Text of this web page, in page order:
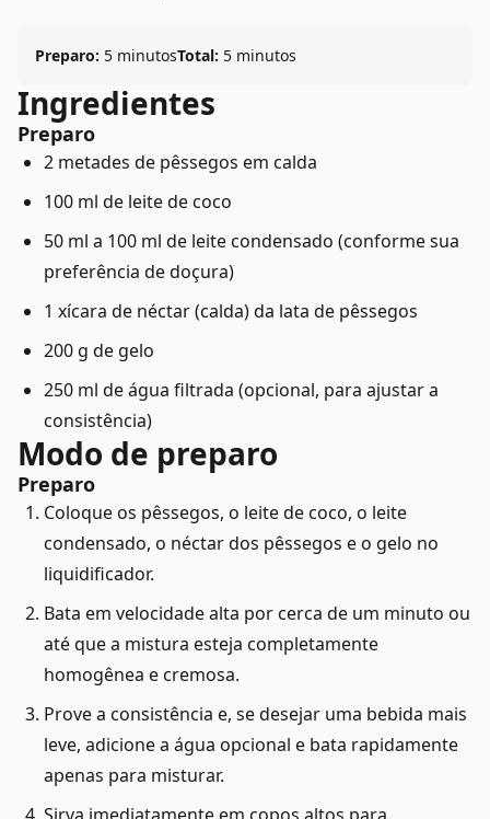
Preparo: 5 minutosTotal: 5 minutos
Ingredientes
Preparo
2 metades de pêssegos em calda
100 ml de leite de coco
50 ml a 100 ml de leite condensado (conforme sua
preferência de doçura)
1 xícara de néctar (calda) da lata de pêssegos
200 g de gelo
250 ml de água filtrada (opcional, para ajustar a
consistência)
Modo de preparo
Preparo
Coloque os pêssegos, o leite de coco, o leite
condensado, o néctar dos pêssegos e o gelo no
liquidificador.
Bata em velocidade alta por cerca de um minuto ou
até que a mistura esteja completamente
homogênea e cremosa.
Prove a consistência e, se desejar uma bebida mais
leve, adicione a água opcional e bata rapidamente
apenas para misturar.